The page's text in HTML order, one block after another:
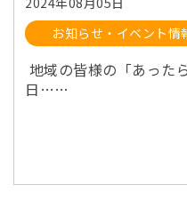
お知らせ・イベント情
地域の皆様の「あった
日……